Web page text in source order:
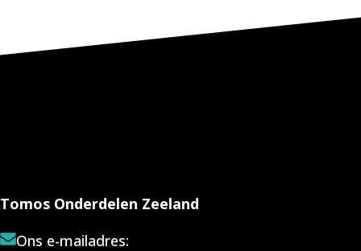
Tomos Onderdelen Zeeland
Ons e-mailadres: